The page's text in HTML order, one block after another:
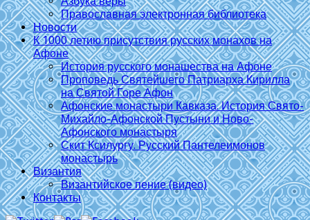
Православная электронная библиотека
Новости
К 1000 летию присутствия русских монахов на
Афоне
История русского монашества на Афоне
Проповедь Святейшего Патриарха Кирилла
на Святой Горе Афон
Афонские монастыри Кавказа. История Свято-
Михайло-Афонской Пустыни и Ново-
Афонского монастыря
Скит Ксилургу. Русский Пантелеимонов
монастырь
Византия
Византийское пение (видео)
Контакты